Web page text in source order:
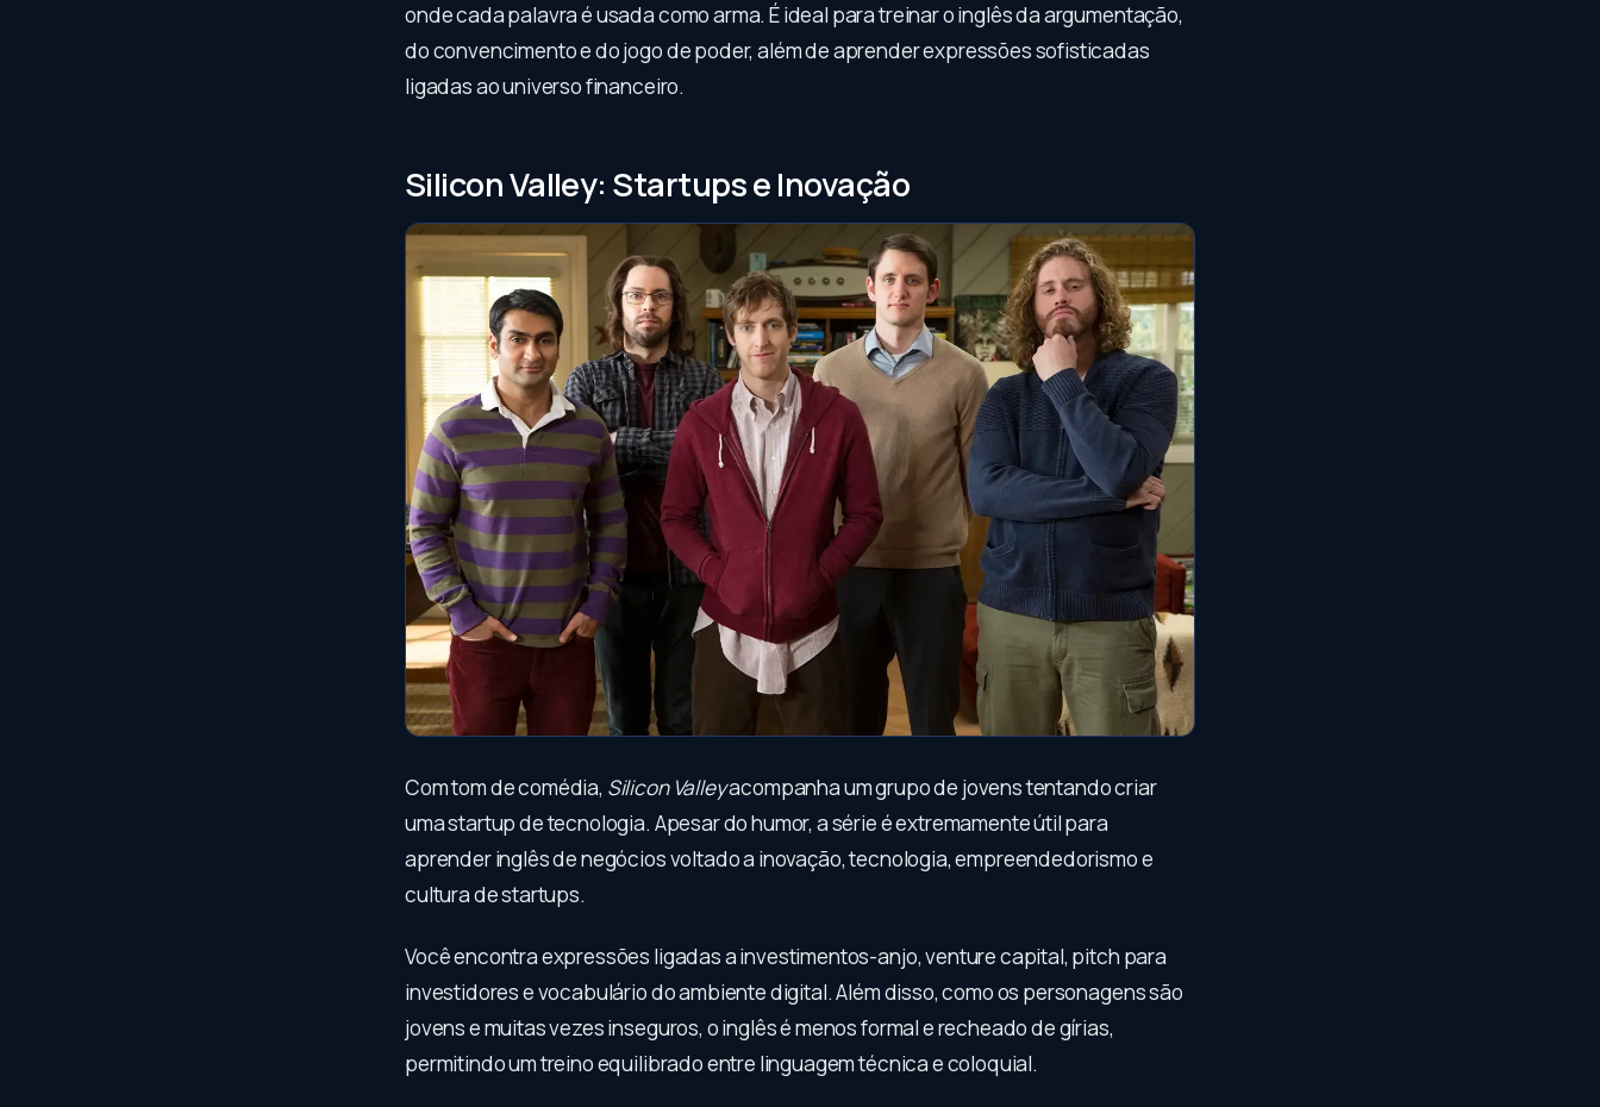
onde cada palavra é usada como arma. É ideal para treinar o inglês da argumentação,
do convencimento e do jogo de poder, além de aprender expressões sofisticadas
ligadas ao universo financeiro.
Silicon Valley: Startups e Inovação
Com tom de comédia, Silicon Valleyacompanha um grupo de jovens tentando criar
uma startup de tecnologia. Apesar do humor, a série é extremamente útil para
aprender inglês de negócios voltado a inovação, tecnologia, empreendedorismo e
cultura de startups.
Você encontra expressões ligadas a investimentos-anjo, venture capital, pitch para
investidores e vocabulário do ambiente digital. Além disso, como os personagens são
jovens e muitas vezes inseguros, o inglês é menos formal e recheado de gírias,
permitindo um treino equilibrado entre linguagem técnica e coloquial.